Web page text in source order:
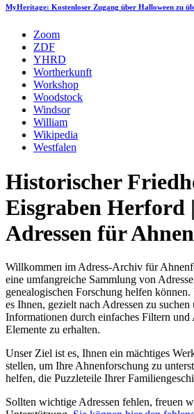
MyHeritage: Kostenloser Zugang über Halloween zu
Zoom
ZDF
YHRD
Wortherkunft
Workshop
Woodstock
Windsor
William
Wikipedia
Westfalen
Historischer
Eisgraben Herford
Adressen für
Willkommen im Adress-Archiv für
eine umfangreiche Sammlung von
genealogischen Forschung helfen
es Ihnen, gezielt nach Adressen zu
Informationen durch einfaches Filtern
Elemente zu erhalten.
Unser Ziel ist es, Ihnen ein mächtiges
stellen, um Ihre Ahnenforschung zu
helfen, die Puzzleteile Ihrer
Sollten wichtige Adressen fehlen, freuen